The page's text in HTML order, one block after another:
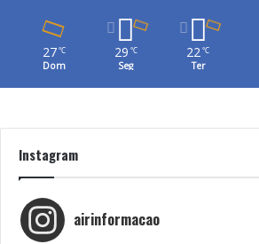
27 ℃
Dom
29 ℃
Seg
22℃
Ter
Instagram
airinformacao